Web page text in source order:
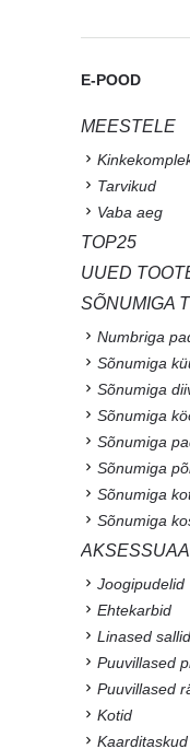
– leia
Loe edasi
12
Mida
Loe edasi
10
suur
Loe edasi